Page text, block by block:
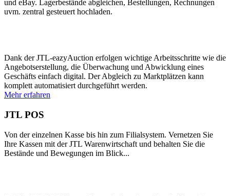
und eBay. Lagerbestände abgleichen, Bestellungen, Rechnungen
uvm. zentral gesteuert hochladen.
Dank der JTL-eazyAuction erfolgen wichtige Arbeitsschritte wie die
Angebotserstellung, die Überwachung und Abwicklung eines
Geschäfts einfach digital. Der Abgleich zu Marktplätzen kann
komplett automatisiert durchgeführt werden.
Mehr erfahren
JTL POS
Von der einzelnen Kasse bis hin zum Filialsystem. Vernetzen Sie
Ihre Kassen mit der JTL Warenwirtschaft und behalten Sie die
Bestände und Bewegungen im Blick...